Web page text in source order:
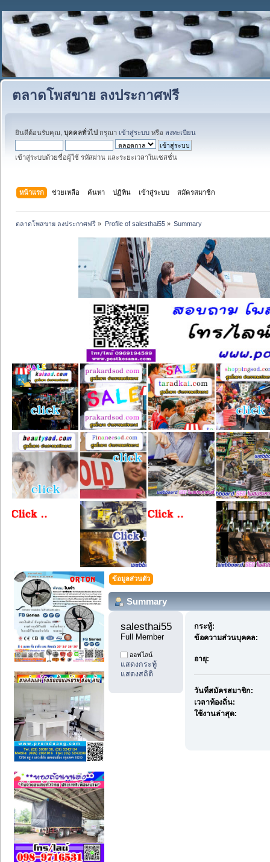
ตลาดโพสขาย ลงประกาศฟรี
ยินดีต้อนรับคุณ, บุคคลทั่วไป กรุณา เข้าสู่ระบบ หรือ ลงทะเบียน
เข้าสู่ระบบด้วยชื่อผู้ใช้ รหัสผ่าน และระยะเวลาในเซสชั่น
หน้าแรก ช่วยเหลือ ค้นหา ปฏิทิน เข้าสู่ระบบ สมัครสมาชิก
ตลาดโพสขาย ลงประกาศฟรี » Profile of salesthai55» Summary
ข้อมูลส่วนตัว
Summary
Full Member
ออฟไลน์
แสดงกระทู้
แสดงสถิติ
กระทู้:
ข้อความส่วนบุคคล:
อายุ:
วันที่สมัครสมาชิก:
เวลาท้องถิ่น:
ใช้งานล่าสุด: